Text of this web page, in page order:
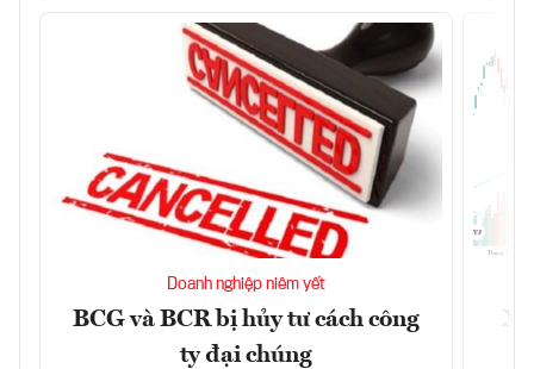
Doanh nghiệp niêm yết
BCG và BCR bị hủy tư cách công
ty đại chúng